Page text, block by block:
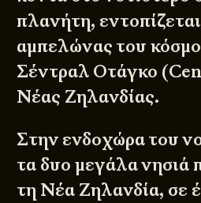
πλανήτη,
αμπελώνας του
Σέντραλ Οτάγκο
Νέας Ζηλανδίας.
Στην ενδοχώρα του
τα δυο μεγάλα νησιά
τη Νέα Ζηλανδία, σε